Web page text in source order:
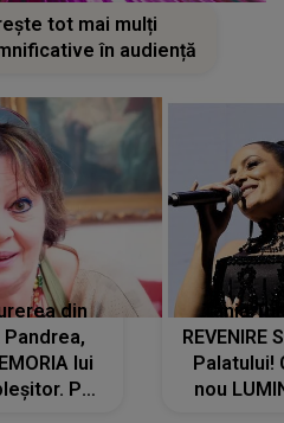
tot mai mulți
în audiență
din
lui
Pe
Tania
REVENIRE
Palatului!
nou